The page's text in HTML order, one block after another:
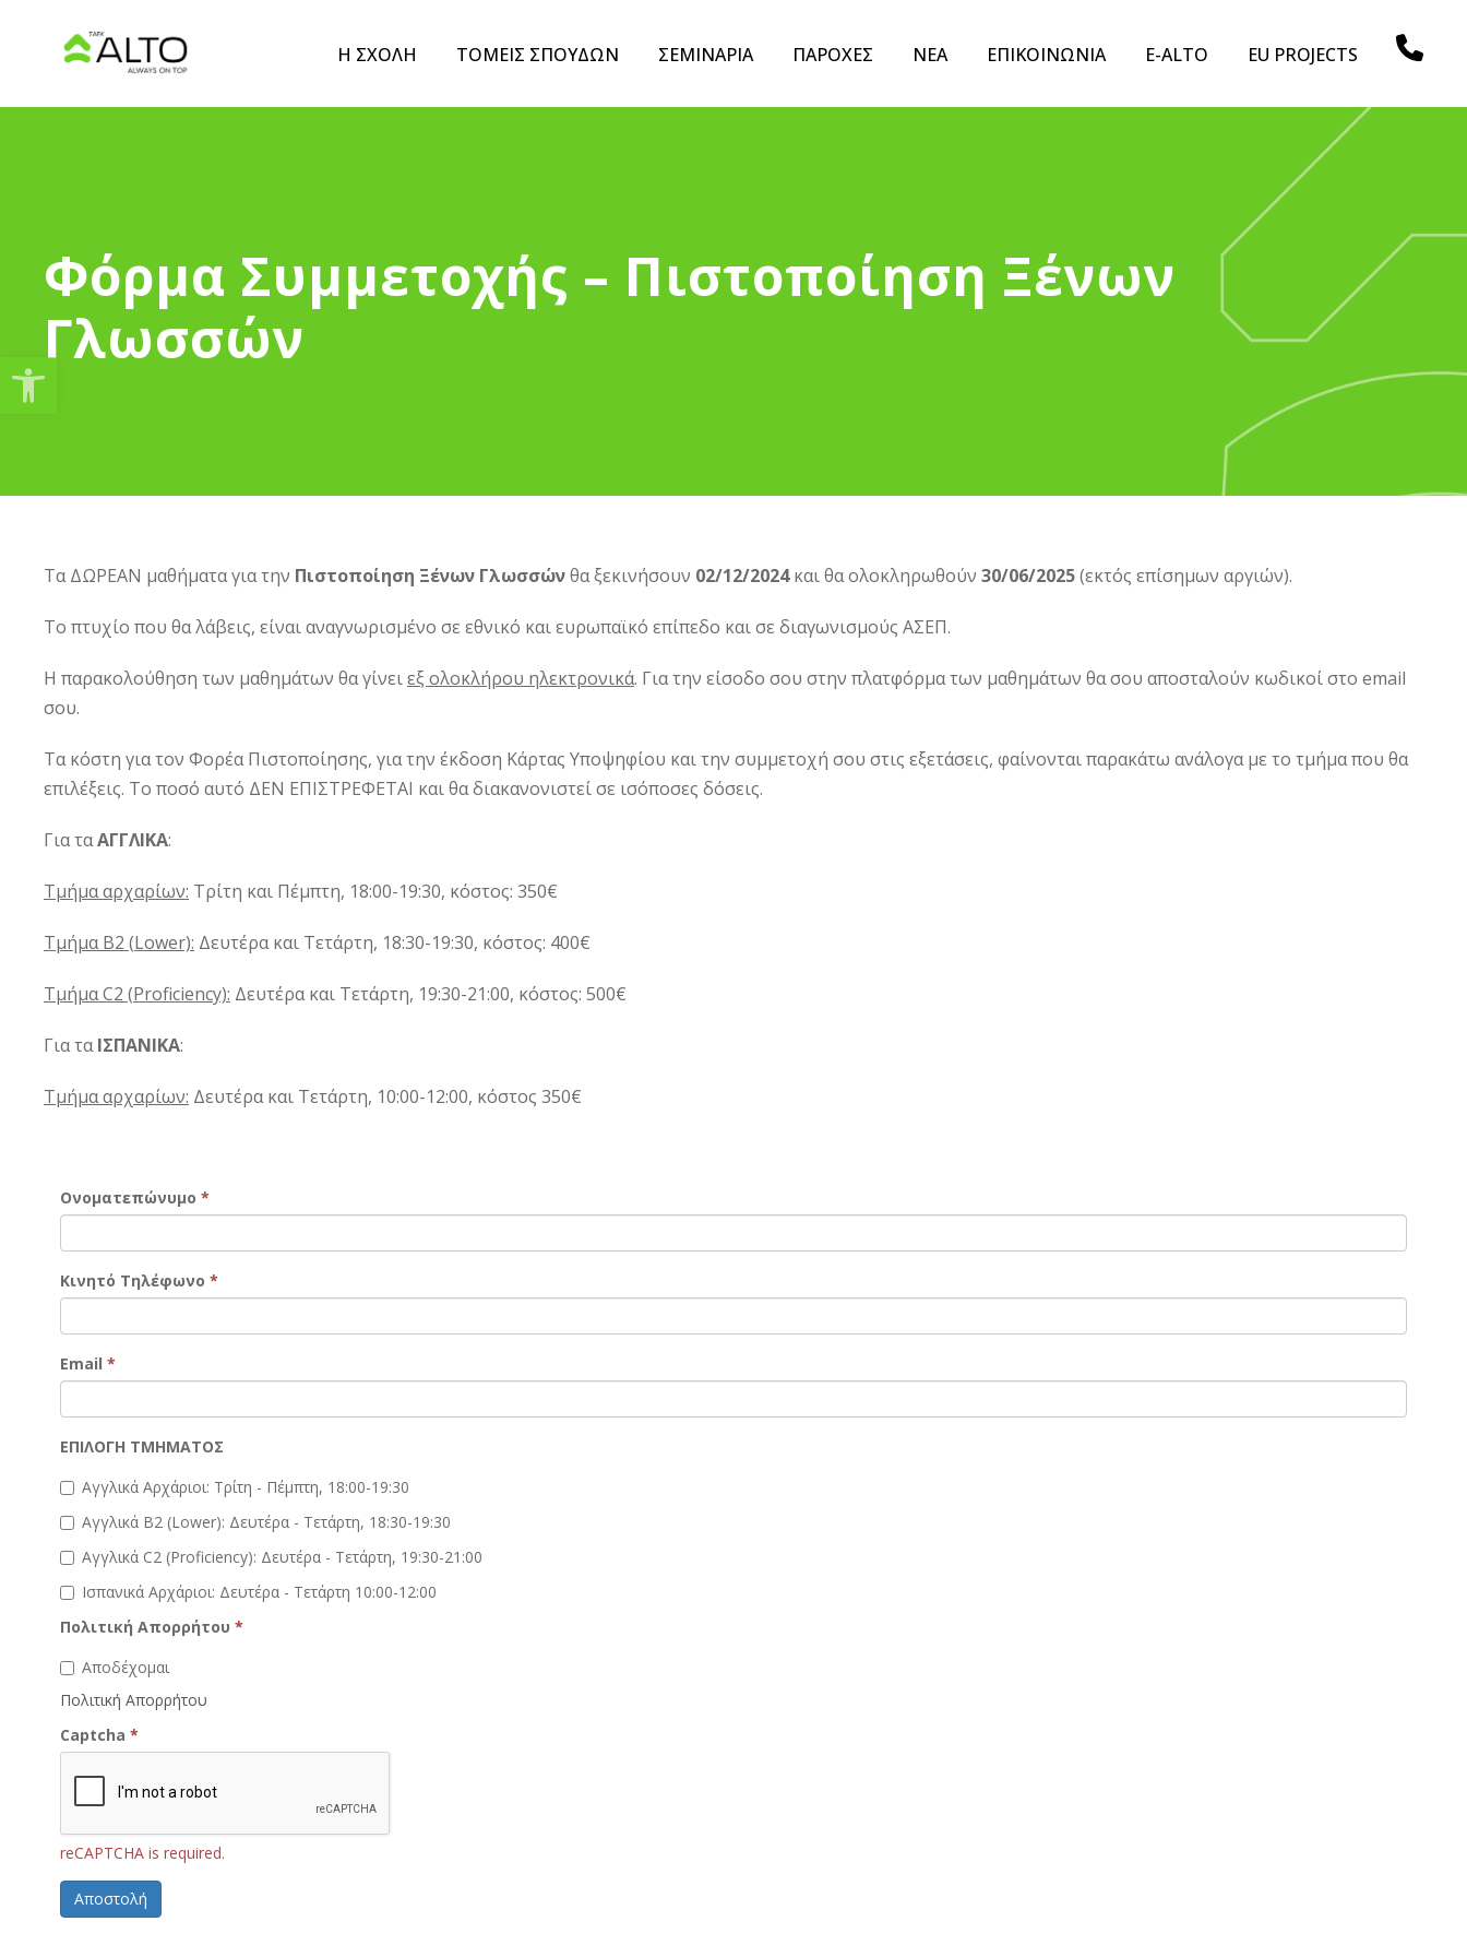
Η ΣΧΟΛΗ ΤΟΜΕΙΣ ΣΠΟΥΔΩΝ ΣΕΜΙΝΑΡΙΑ ΠΑΡΟΧΕΣ ΝΕΑ ΕΠΙΚΟΙΝΩΝΙΑ E-ALTO EU PROJECTS
Φόρμα Συμμετοχής – Πιστοποίηση Ξένων
Γλωσσών
Τα ΔΩΡΕΑΝ μαθήματα για την Πιστοποίηση Ξένων Γλωσσώνθα ξεκινήσουν 02/12/2024και θα ολοκληρωθούν 30/06/2025(εκτός επίσημων αργιών).
Το πτυχίο που θα λάβεις, είναι αναγνωρισμένο σε εθνικό και ευρωπαϊκό επίπεδο και σε διαγωνισμούς ΑΣΕΠ.
Η παρακολούθηση των μαθημάτων θα γίνειεξ ολοκλήρου ηλεκτρονικά. Για την είσοδο σου στην πλατφόρμα των μαθημάτων θα σου αποσταλούν κωδικοί στο email
σου.
Τα κόστη για τον Φορέα Πιστοποίησης, για την έκδοση Κάρτας Υποψηφίου και την συμμετοχή σου στις εξετάσεις, φαίνονται παρακάτω ανάλογα με το τμήμα που θα
επιλέξεις. Το ποσό αυτό ΔΕΝ ΕΠΙΣΤΡΕΦΕΤΑΙ και θα διακανονιστεί σε ισόποσες δόσεις.
Για ταΑΓΓΛΙΚΑ:
Τμήμα αρχαρίων: Τρίτη και Πέμπτη, 18:00-19:30, κόστος: 350€
Τμήμα Β2 (Lower): Δευτέρα και Τετάρτη, 18:30-19:30, κόστος: 400€
ΤμήμαC2 (Proficiency): Δευτέρα και Τετάρτη, 19:30-21:00, κόστος: 500€
Για ταΙΣΠΑΝΙΚΑ:
Τμήμα αρχαρίων: Δευτέρα και Τετάρτη, 10:00-12:00, κόστος 350€
Ονοματεπώνυμο *
Κινητό Τηλέφωνο *
Email *
ΕΠΙΛΟΓΗ ΤΜΗΜΑΤΟΣ
Αγγλικά Αρχάριοι: Τρίτη - Πέμπτη, 18:00-19:30
Αγγλικά Β2 (Lower): Δευτέρα - Τετάρτη, 18:30-19:30
Αγγλικά C2 (Proficiency): Δευτέρα - Τετάρτη, 19:30-21:00
Ισπανικά Αρχάριοι: Δευτέρα - Τετάρτη 10:00-12:00
Πολιτική Απορρήτου *
Αποδέχομαι
Πολιτική Απορρήτου
Captcha *
reCAPTCHA is required.
Αποστολή
Ανοίξτε τη γραμμή εργαλείων